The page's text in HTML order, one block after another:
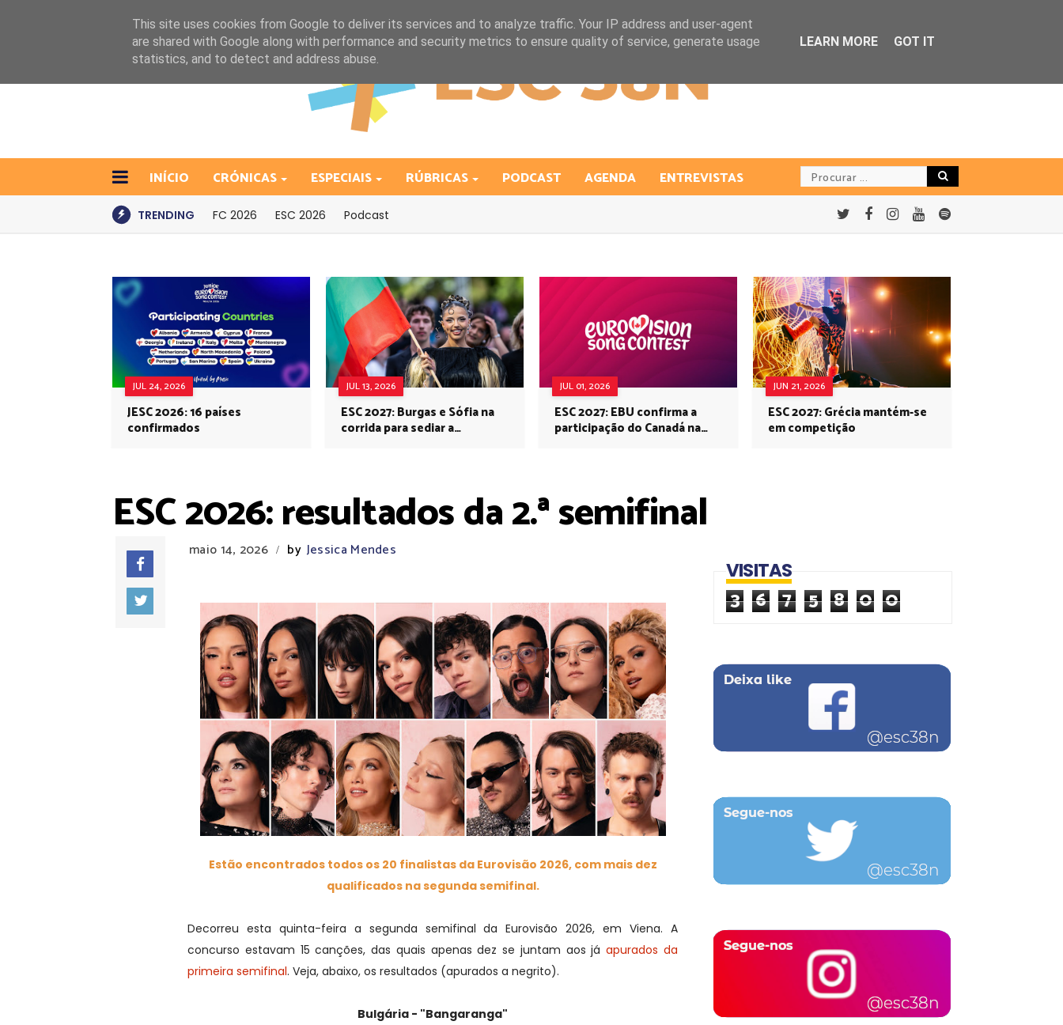
INÍCIO CRÓNICAS ESPECIAIS RÚBRICAS PODCAST AGENDA ENTREVISTAS
TRENDING FC 2026 ESC 2026 Podcast
JUL 24, 2026
JESC 2026: 16 países
confirmados
JUL 13, 2026
ESC 2027: Burgas e Sófia na
corrida para sediar a
JUL 01, 2026
ESC 2027: EBU confirma a
participação do Canadá na
JUN 21, 2026
ESC 2027: Grécia mantém-se
em competição
ESC 2026: resultados da 2.ª semifinal
maio 14, 2026 / by Jessica Mendes
Estão encontrados todos os 20 finalistas da Eurovisão 2026, com mais dez
qualificados na segunda semifinal.
Decorreu esta quinta-feira a segunda semifinal da Eurovisão 2026, em Viena. A
concurso estavam 15 canções, das quais apenas dez se juntam aos jáapurados da
primeira semifinal. Veja, abaixo, os resultados (apurados a negrito).
Bulgária - "Bangaranga"
VISITAS
3 6 7 5 8 0 0
This site uses cookies from Google to deliver its services and to analyze traffic. Your IP address and user-agent
are shared with Google along with performance and security metrics to ensure quality of service, generate usage
statistics, and to detect and address abuse.
LEARN MORE GOT IT